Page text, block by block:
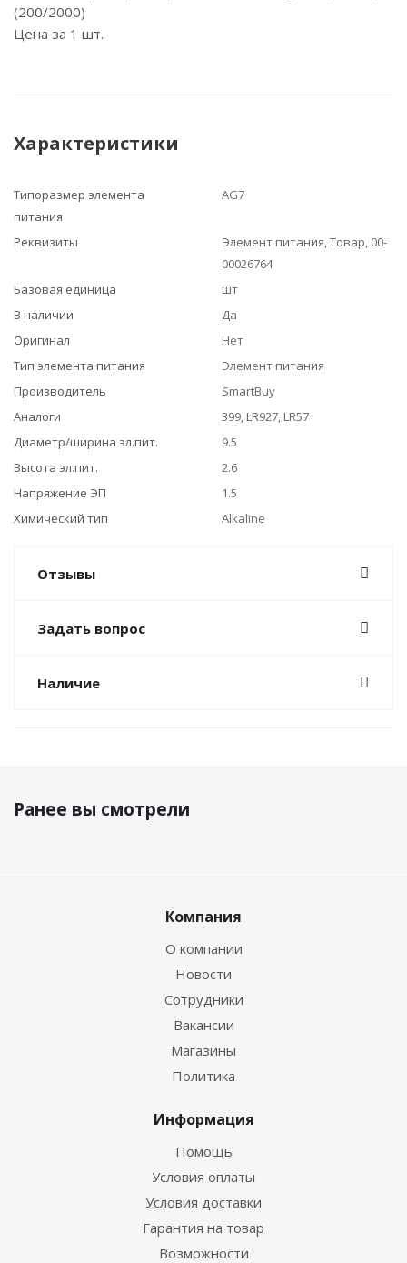
(200/2000)
Цена за 1 шт.
Характеристики
Типоразмер элемента
питания
AG7
Реквизиты
Элемент питания, Товар, 00-
00026764
Базовая единица
шт
В наличии
Да
Оригинал
Нет
Тип элемента питания
Элемент питания
Производитель
SmartBuy
Аналоги
399, LR927, LR57
Диаметр/ширина эл.пит.
9.5
Высота эл.пит.
2.6
Напряжение ЭП
1.5
Химический тип
Alkaline
Отзывы
Задать вопрос
Наличие
Ранее вы смотрели
Компания
О компании
Новости
Сотрудники
Вакансии
Магазины
Политика
Информация
Помощь
Условия оплаты
Условия доставки
Гарантия на товар
Возможности